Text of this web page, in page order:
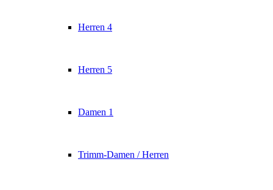
Herren 4
Herren 5
Damen 1
Trimm-Damen / Herren